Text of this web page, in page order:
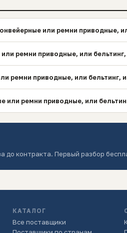
или ремни приводные,
ремни приводные, или
ремни приводные, или бельтинг,
или ремни приводные, или
до контракта. Первый разбор
КАТАЛОГ
Все поставщики